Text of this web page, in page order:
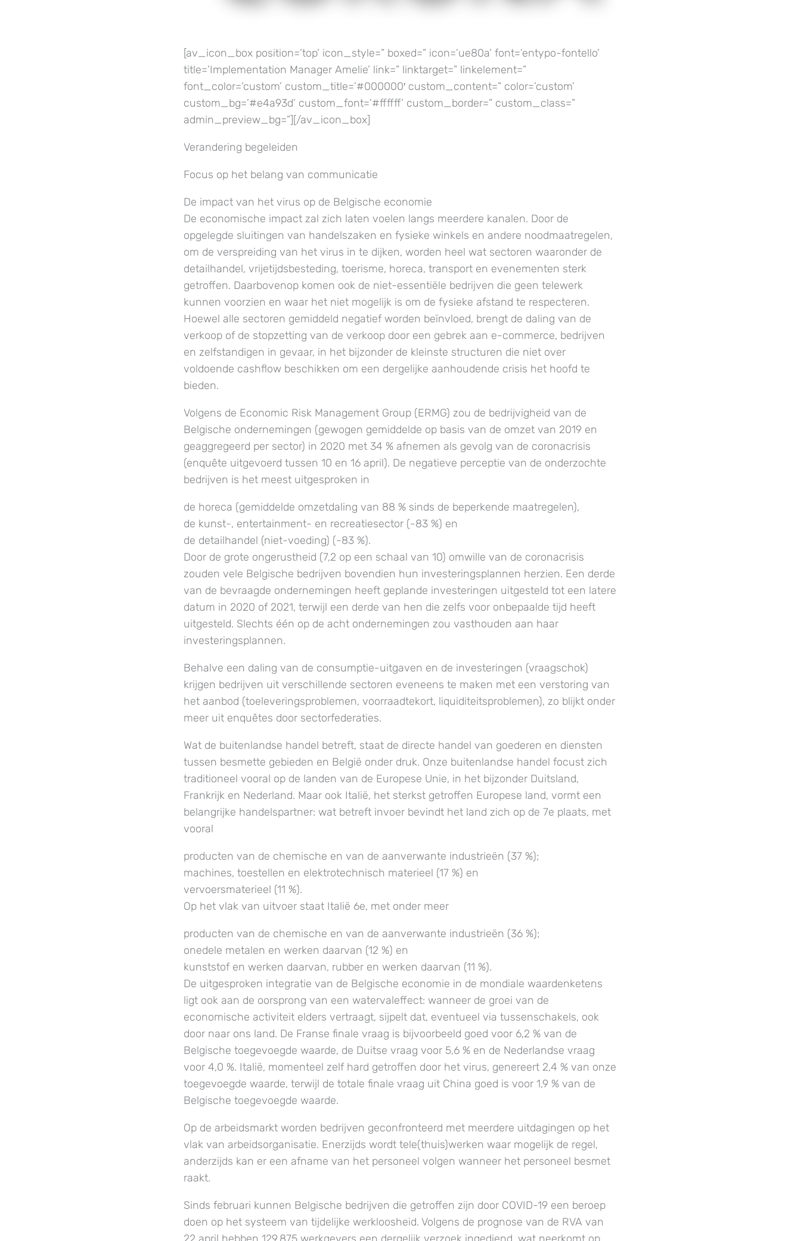
[av_icon_box position=’top’ icon_style=” boxed=” icon=’ue80a’ font=’entypo-fontello’
title=’Implementation Manager Amelie’ link=” linktarget=” linkelement=”
font_color=’custom’ custom_title=’#000000′ custom_content=” color=’custom’
custom_bg=’#e4a93d’ custom_font=’#ffffff’ custom_border=” custom_class=”
admin_preview_bg=”][/av_icon_box]
Verandering begeleiden
Focus op het belang van communicatie
De impact van het virus op de Belgische economie
De economische impact zal zich laten voelen langs meerdere kanalen. Door de
opgelegde sluitingen van handelszaken en fysieke winkels en andere noodmaatregelen,
om de verspreiding van het virus in te dijken, worden heel wat sectoren waaronder de
detailhandel, vrijetijdsbesteding, toerisme, horeca, transport en evenementen sterk
getroffen. Daarbovenop komen ook de niet-essentiële bedrijven die geen telewerk
kunnen voorzien en waar het niet mogelijk is om de fysieke afstand te respecteren.
Hoewel alle sectoren gemiddeld negatief worden beïnvloed, brengt de daling van de
verkoop of de stopzetting van de verkoop door een gebrek aan e-commerce, bedrijven
en zelfstandigen in gevaar, in het bijzonder de kleinste structuren die niet over
voldoende cashflow beschikken om een dergelijke aanhoudende crisis het hoofd te
bieden.
Volgens de Economic Risk Management Group (ERMG) zou de bedrijvigheid van de
Belgische ondernemingen (gewogen gemiddelde op basis van de omzet van 2019 en
geaggregeerd per sector) in 2020 met 34 % afnemen als gevolg van de coronacrisis
(enquête uitgevoerd tussen 10 en 16 april). De negatieve perceptie van de onderzochte
bedrijven is het meest uitgesproken in
de horeca (gemiddelde omzetdaling van 88 % sinds de beperkende maatregelen),
de kunst-, entertainment- en recreatiesector (-83 %) en
de detailhandel (niet-voeding) (-83 %).
Door de grote ongerustheid (7,2 op een schaal van 10) omwille van de coronacrisis
zouden vele Belgische bedrijven bovendien hun investeringsplannen herzien. Een derde
van de bevraagde ondernemingen heeft geplande investeringen uitgesteld tot een latere
datum in 2020 of 2021, terwijl een derde van hen die zelfs voor onbepaalde tijd heeft
uitgesteld. Slechts één op de acht ondernemingen zou vasthouden aan haar
investeringsplannen.
Behalve een daling van de consumptie-uitgaven en de investeringen (vraagschok)
krijgen bedrijven uit verschillende sectoren eveneens te maken met een verstoring van
het aanbod (toeleveringsproblemen, voorraadtekort, liquiditeitsproblemen), zo blijkt onder
meer uit enquêtes door sectorfederaties.
Wat de buitenlandse handel betreft, staat de directe handel van goederen en diensten
tussen besmette gebieden en België onder druk. Onze buitenlandse handel focust zich
traditioneel vooral op de landen van de Europese Unie, in het bijzonder Duitsland,
Frankrijk en Nederland. Maar ook Italië, het sterkst getroffen Europese land, vormt een
belangrijke handelspartner: wat betreft invoer bevindt het land zich op de 7e plaats, met
vooral
producten van de chemische en van de aanverwante industrieën (37 %);
machines, toestellen en elektrotechnisch materieel (17 %) en
vervoersmaterieel (11 %).
Op het vlak van uitvoer staat Italië 6e, met onder meer
producten van de chemische en van de aanverwante industrieën (36 %);
onedele metalen en werken daarvan (12 %) en
kunststof en werken daarvan, rubber en werken daarvan (11 %).
De uitgesproken integratie van de Belgische economie in de mondiale waardenketens
ligt ook aan de oorsprong van een watervaleffect: wanneer de groei van de
economische activiteit elders vertraagt, sijpelt dat, eventueel via tussenschakels, ook
door naar ons land. De Franse finale vraag is bijvoorbeeld goed voor 6,2 % van de
Belgische toegevoegde waarde, de Duitse vraag voor 5,6 % en de Nederlandse vraag
voor 4,0 %. Italië, momenteel zelf hard getroffen door het virus, genereert 2,4 % van onze
toegevoegde waarde, terwijl de totale finale vraag uit China goed is voor 1,9 % van de
Belgische toegevoegde waarde.
Op de arbeidsmarkt worden bedrijven geconfronteerd met meerdere uitdagingen op het
vlak van arbeidsorganisatie. Enerzijds wordt tele(thuis)werken waar mogelijk de regel,
anderzijds kan er een afname van het personeel volgen wanneer het personeel besmet
raakt.
Sinds februari kunnen Belgische bedrijven die getroffen zijn door COVID-19 een beroep
doen op het systeem van tijdelijke werkloosheid. Volgens de prognose van de RVA van